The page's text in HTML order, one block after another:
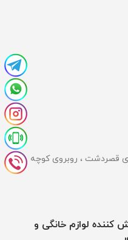
قصردشت ، روبروی کوچه
کننده لوازم خانگی و